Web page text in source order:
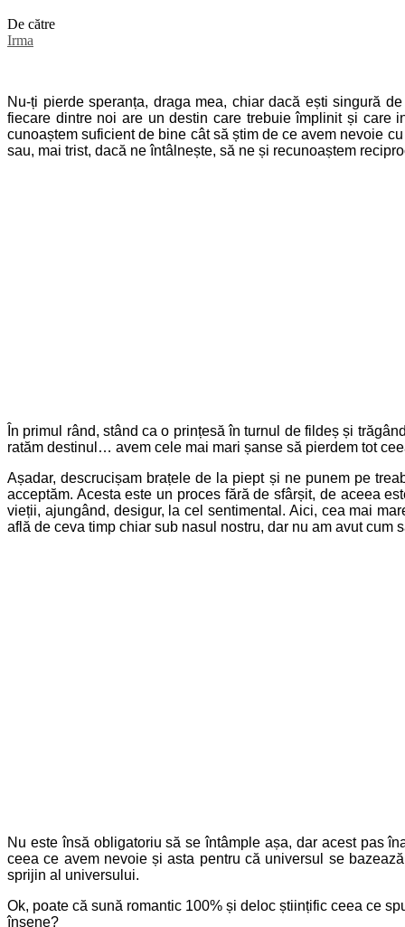
De către
Irma
Nu-ți pierde speranța, draga mea, chiar dacă ești singură
fiecare dintre noi are un destin care trebuie împlinit și care
cunoaștem suficient de bine cât să știm de ce avem nevoie
sau, mai trist, dacă ne întâlnește, să ne și recunoaștem
În primul rând, stând ca o prințesă în turnul de fildeș și
ratăm destinul… avem cele mai mari șanse să pierdem tot
Așadar, descrucișam brațele de la piept și ne punem pe
acceptăm. Acesta este un proces fără de sfârșit, de aceea
vieții, ajungând, desigur, la cel sentimental. Aici, cea mai
află de ceva timp chiar sub nasul nostru, dar nu am avut
Nu este însă obligatoriu să se întâmple așa, dar acest pas
ceea ce avem nevoie și asta pentru că universul se
sprijin al universului.
Ok, poate că sună romantic 100% și deloc științific ceea ce
însene?